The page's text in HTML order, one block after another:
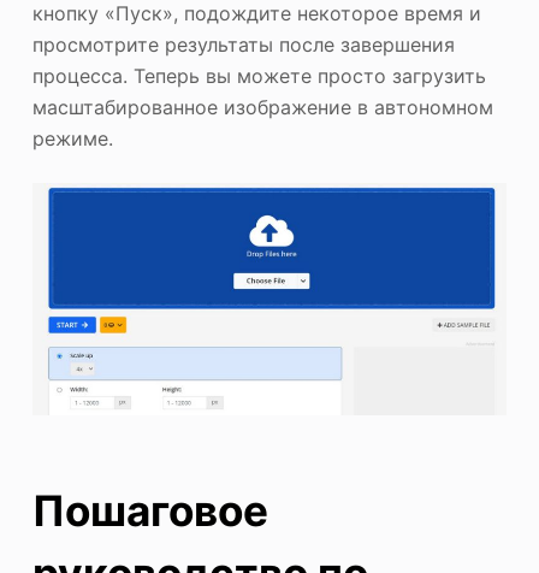
кнопку «Пуск», подождите некоторое время и
просмотрите результаты после завершения
процесса. Теперь вы можете просто загрузить
масштабированное изображение в автономном
режиме.
Пошаговое